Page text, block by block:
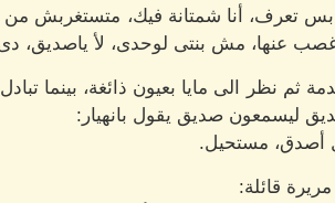
بس تعرف، أنا شمتانة فيك، متستغربش من
عنها، مش بنتى لوحدى، لأ ياصديق،
ثم نظر الى مايا بعيون ذائغة، بينما
ليسمعون صديق يقول بانهيار:
أصدق، مستحيل.
قائلة: